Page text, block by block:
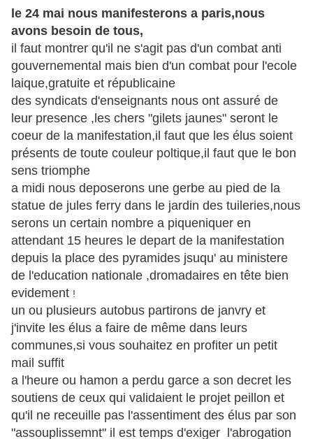
le 24 mai nous manifesterons a paris,nous
avons besoin de tous,
il faut montrer qu'il ne s'agit pas d'un combat anti
gouvernemental mais bien d'un combat pour l'ecole
laique,gratuite et républicaine
des syndicats d'enseignants nous ont assuré de
leur presence ,les chers "gilets jaunes" seront le
coeur de la manifestation,il faut que les élus soient
présents de toute couleur poltique,il faut que le bon
sens triomphe
a midi nous deposerons une gerbe au pied de la
statue de jules ferry dans le jardin des tuileries,nous
serons un certain nombre a piqueniquer en
attendant 15 heures le depart de la manifestation
depuis la place des pyramides jsuqu' au ministere
de l'education nationale ,dromadaires en tête bien
evidement !
un ou plusieurs autobus partirons de janvry et
j'invite les élus a faire de même dans leurs
communes,si vous souhaitez en profiter un petit
mail suffit
a l'heure ou hamon a perdu garce a son decret les
soutiens de ceux qui validaient le projet peillon et
qu'il ne receuille pas l'assentiment des élus par son
"assouplissemnt" il est temps d'exiger l'abrogation